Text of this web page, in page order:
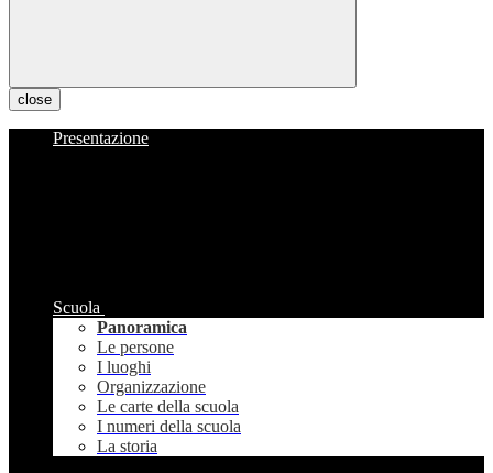
close
Presentazione
Scuola
Panoramica
Le persone
I luoghi
Organizzazione
Le carte della scuola
I numeri della scuola
La storia